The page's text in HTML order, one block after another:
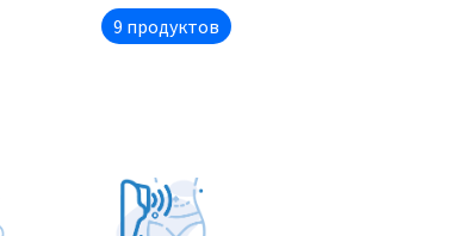
9 продуктов